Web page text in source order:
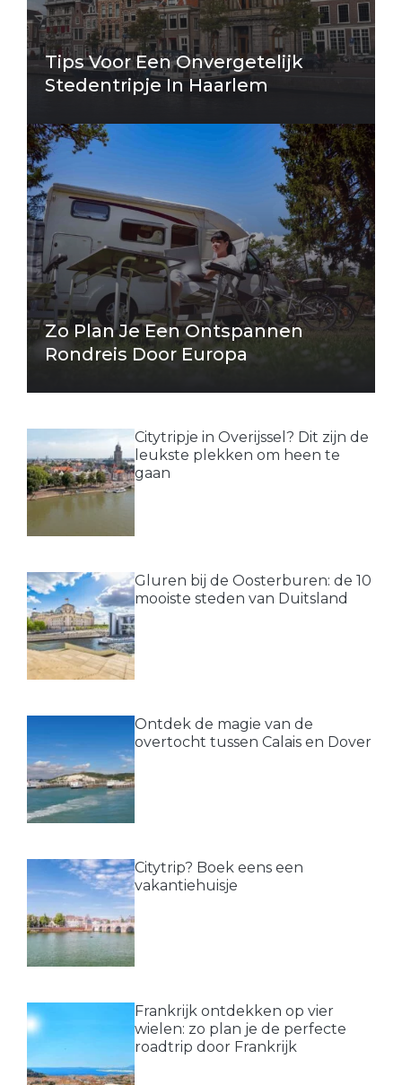
Tips Voor Een Onvergetelijk
Stedentripje In Haarlem
Zo Plan Je Een Ontspannen
Rondreis Door Europa
Citytripje in Overijssel? Dit zijn de
leukste plekken om heen te
gaan
Gluren bij de Oosterburen: de 10
mooiste steden van Duitsland
Ontdek de magie van de
overtocht tussen Calais en Dover
Citytrip? Boek eens een
vakantiehuisje
Frankrijk ontdekken op vier
wielen: zo plan je de perfecte
roadtrip door Frankrijk